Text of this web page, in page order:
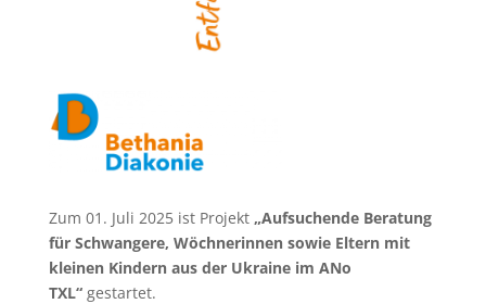
Zum 01. Juli 2025 ist Projekt „Aufsuchende Beratung
für Schwangere, Wöchnerinnen sowie Eltern mit
kleinen Kindern aus der Ukraine im ANo
TXL“gestartet.